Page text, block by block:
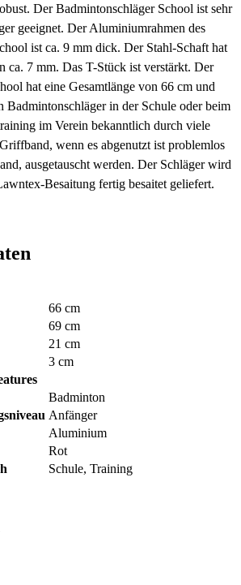
Der Badmintonschläger School ist sehr
geeignet. Der Aluminiumrahmen des
ist ca. 9 mm dick. Der Stahl-Schaft hat
ca. 7 mm. Das T-Stück ist verstärkt. Der
hat eine Gesamtlänge von 66 cm und
Badmintonschläger in der Schule oder beim
im Verein bekanntlich durch viele
wenn es abgenutzt ist problemlos
ausgetauscht werden. Der Schläger wird
Besaitung fertig besaitet geliefert.
66 cm
69 cm
21 cm
3 cm
Badminton
Anfänger
Aluminium
Rot
Schule, Training